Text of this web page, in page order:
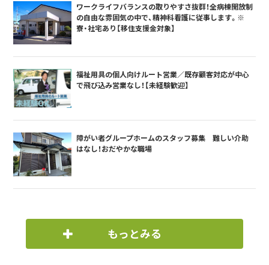
ワークライフバランスの取りやすさ抜群！全病棟開放制
の自由な雰囲気の中で、精神科看護に従事します。※
寮・社宅あり【移住支援金対象】
福祉用具の個人向けルート営業／既存顧客対応が中心
で飛び込み営業なし！【未経験歓迎】
障がい者グループホームのスタッフ募集 難しい介助
はなし！おだやかな職場
もっとみる